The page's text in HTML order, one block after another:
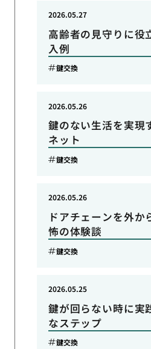
高齢者の見守りに役
入例
2026.05.27
鍵交換
鍵のない生活を実現
ネット
2026.05.26
鍵交換
ドアチェーンを外か
怖の体験談
2026.05.26
鍵交換
鍵が回らない時に実
なステップ
2026.05.25
鍵交換